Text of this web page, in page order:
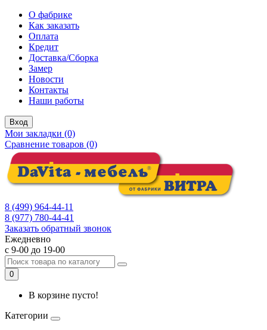
О фабрике
Как заказать
Оплата
Кредит
Доставка/Сборка
Замер
Новости
Контакты
Наши работы
Вход
Мои закладки (0)
Сравнение товаров (0)
8 (499) 964-44-11
8 (977) 780-44-41
Заказать обратный звонок
Ежедневно
с 9-00 до 19-00
0
В корзине пусто!
Категории